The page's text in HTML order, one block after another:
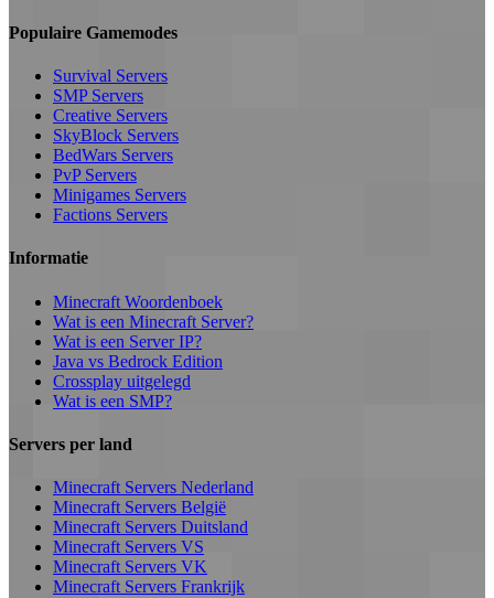
Populaire Gamemodes
Survival Servers
SMP Servers
Creative Servers
SkyBlock Servers
BedWars Servers
PvP Servers
Minigames Servers
Factions Servers
Informatie
Minecraft Woordenboek
Wat is een Minecraft Server?
Wat is een Server IP?
Java vs Bedrock Edition
Crossplay uitgelegd
Wat is een SMP?
Servers per land
Minecraft Servers Nederland
Minecraft Servers België
Minecraft Servers Duitsland
Minecraft Servers VS
Minecraft Servers VK
Minecraft Servers Frankrijk